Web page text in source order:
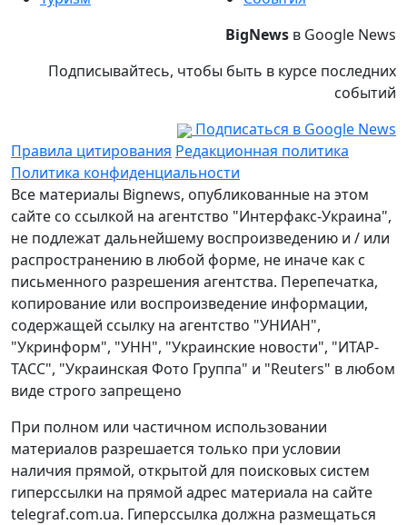
BigNews в Google News
Подписывайтесь, чтобы быть в курсе последних
событий
Подписаться в Google News
Правила цитирования Редакционная политика
Политика конфиденциальности
Все материалы Bignews, опубликованные на этом
сайте со ссылкой на агентство "Интерфакс-Украина",
не подлежат дальнейшему воспроизведению и / или
распространению в любой форме, не иначе как с
письменного разрешения агентства. Перепечатка,
копирование или воспроизведение информации,
содержащей ссылку на агентство "УНИАН",
"Укринформ", "УНН", "Украинские новости", "ИТАР-
ТАСС", "Украинская Фото Группа" и "Reuters" в любом
виде строго запрещено
При полном или частичном использовании
материалов разрешается только при условии
наличия прямой, открытой для поисковых систем
гиперссылки на прямой адрес материала на сайте
telegraf.com.ua. Гиперссылка должна размещаться